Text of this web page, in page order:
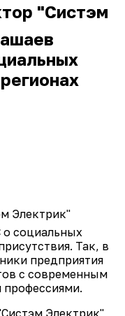
"Систэм
Электрик"
о социальных
Так, в
предприятия
с современным
Электрик"